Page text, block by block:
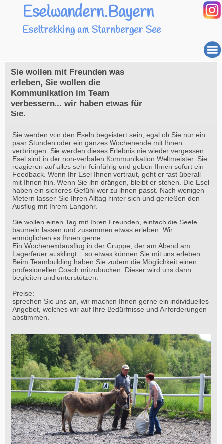
Eselwandern.Bayern
Eseltrekking am Starnberger See
Sie wollen mit Freunden was
erleben, Sie wollen die
Kommunikation im Team
verbessern... wir haben etwas für
Sie.
Sie werden von den Eseln begeistert sein, egal ob Sie nur ein
paar Stunden oder ein ganzes Wochenende mit Ihnen
verbringen. Sie werden dieses Erlebnis nie wieder vergessen.
Esel sind in der non-verbalen Kommunikation Weltmeister. Sie
reagieren auf alles sehr feinfühlig und geben Ihnen sofort ein
Feedback. Wenn Ihr Esel Ihnen vertraut, geht er fast überall
mit Ihnen hin. Wenn Sie ihn drängen, bleibt er stehen. Die Esel
haben ein sicheres Gefühl wer zu ihnen passt. Nach wenigen
Metern lassen Sie Ihren Alltag hinter sich und genießen den
Ausflug mit Ihrem Langohr.
Sie wollen einen Tag mit Ihren Freunden, einfach die Seele
baumeln lassen und zusammen etwas erleben. Wir
ermöglichen es Ihnen gerne.
Ein Wochenendausflug in der Gruppe, der am Abend am
Lagerfeuer ausklingt... so etwas können Sie mit uns erleben.
Beim Teambuilding haben Sie zudem die Möglichkeit einen
profesionellen Coach mitzubuchen. Dieser wird uns dann
begleiten und unterstützen.
Preise:
sprechen Sie uns an, wir machen Ihnen gerne ein individuelles
Angebot, welches wir auf Ihre Bedürfnisse und Anforderungen
abstimmen.